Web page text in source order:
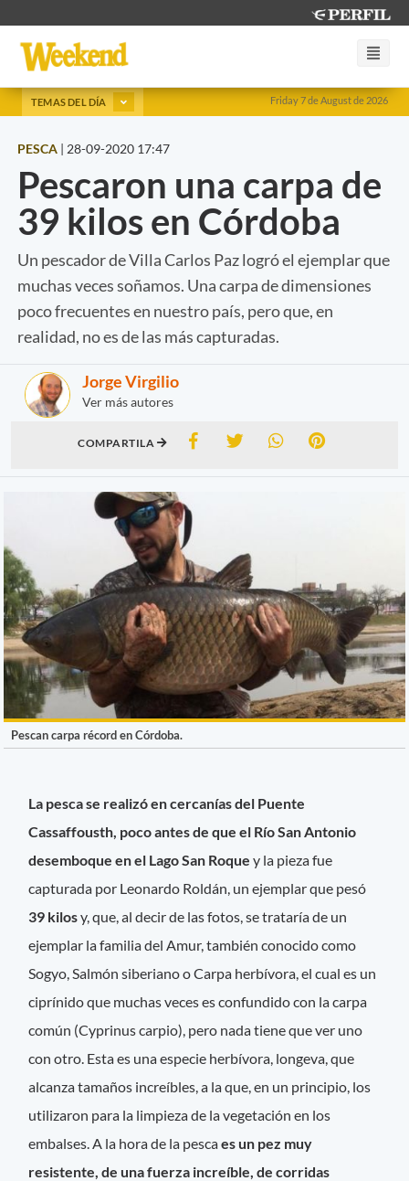
Friday 7 de August de 2026
TEMAS DEL DÍA
PESCA | 28-09-2020 17:47
Pescaron una carpa de
39 kilos en Córdoba
Un pescador de Villa Carlos Paz logró el ejemplar que
muchas veces soñamos. Una carpa de dimensiones
poco frecuentes en nuestro país, pero que, en
realidad, no es de las más capturadas.
Jorge Virgilio
Ver más autores
COMPARTILA
Pescan carpa récord en Córdoba.
La pesca se realizó en cercanías del Puente
Cassaffousth, poco antes de que el Río San Antonio
desemboque en el Lago San Roque y la pieza fue
capturada por Leonardo Roldán, un ejemplar que pesó
39 kilosy, que, al decir de las fotos, se trataría de un
ejemplar la familia del Amur, también conocido como
Sogyo, Salmón siberiano o Carpa herbívora, el cual es un
ciprínido que muchas veces es confundido con la carpa
común (Cyprinus carpio), pero nada tiene que ver uno
con otro. Esta es una especie herbívora, longeva, que
alcanza tamaños increíbles, a la que, en un principio, los
utilizaron para la limpieza de la vegetación en los
embalses. A la hora de la pescaes un pez muy
resistente, de una fuerza increíble, de corridas